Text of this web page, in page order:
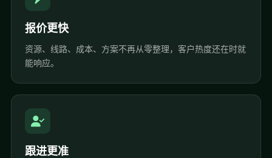
报价更快
资源、线路、成本、方案不再从零整理，客户热度还在时就
能响应。
跟进更准